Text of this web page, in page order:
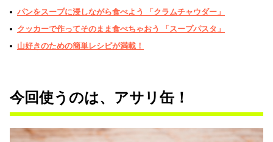
パンをスープに浸しながら食べよう 「クラムチャウダー」
クッカーで作ってそのまま食べちゃおう 「スープパスタ」
山好きのための簡単レシピが満載！
今回使うのは、アサリ缶！